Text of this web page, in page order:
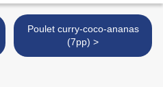
Poulet curry-coco-ananas
(7pp) >